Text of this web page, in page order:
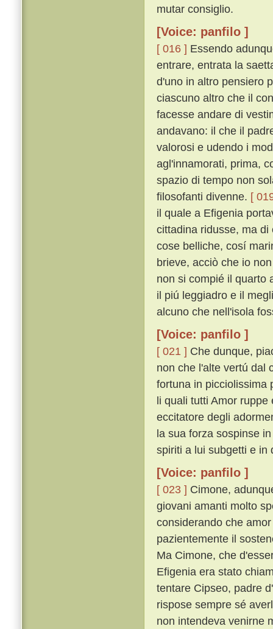
mutar consiglio.
[Voice: panfilo ]
[ 016 ] Essendo
entrare, entrata la
d'uno in altro pensiero
ciascuno altro che il
facesse andare di
andavano: il che il
valorosi e udendo i
agl'innamorati, prima,
spazio di tempo non
filosofanti divenne. [
il quale a Efigenia
cittadina ridusse, ma
cose belliche, cosí
brieve, acciò che io
non si compié il quarto
il piú leggiadro e il
alcuno che nell'isola
[Voice: panfilo ]
[ 021 ] Che dunque,
non che l'alte vertú dal
fortuna in picciolissima
li quali tutti Amor
eccitatore degli
la sua forza sospinse
spiriti a lui subgetti e in
[Voice: panfilo ]
[ 023 ] Cimone,
giovani amanti molto
considerando che
pazientemente il
Ma Cimone, che
Efigenia era stato
tentare Cipseo, padre
rispose sempre sé
non intendeva venirne